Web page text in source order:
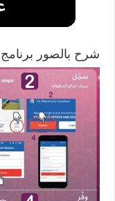
شرح بالصور